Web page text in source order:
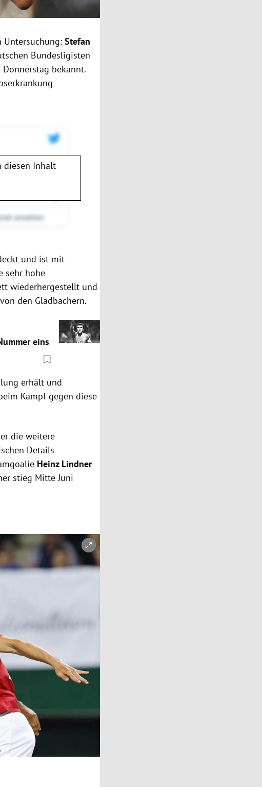
Untersuchung:Stefan
Bundesligisten
Donnerstag bekannt.
diesen Inhalt
und ist mit
sehr hohe
wiederhergestellt und
den Gladbachern.
eins
erhält und
Kampf gegen diese
die weitere
Details
Heinz Lindner
stieg Mitte Juni